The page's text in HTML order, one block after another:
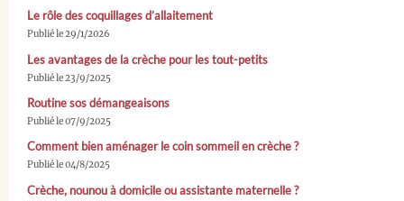
Le rôle des coquillages d’allaitement
Publié le 29/1/2026
Les avantages de la crèche pour les tout-petits
Publié le 23/9/2025
Routine sos démangeaisons
Publié le 07/9/2025
Comment bien aménager le coin sommeil en crèche ?
Publié le 04/8/2025
Crèche, nounou à domicile ou assistante maternelle ?